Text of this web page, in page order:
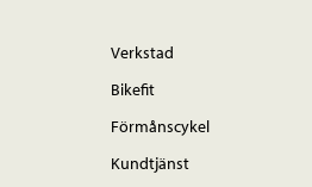
Verkstad
Bikefit
Förmånscykel
Kundtjänst